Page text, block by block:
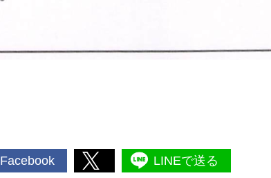
Facebook LINEで送る